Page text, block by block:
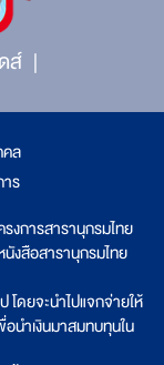
ส์
ล
ร
งการสารานุกรมไทย
งสือสารานุกรมไทย
โดยจะนำไปแจกจ่ายให้
อนำเงินมาสมทบทุนใน